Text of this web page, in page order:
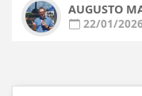
AUGUSTO
22/01/